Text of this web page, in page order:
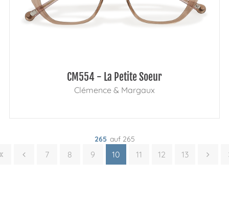
CM554 - La Petite Soeur
Clémence & Margaux
265 auf 265
7 8 9 10 11 12 13